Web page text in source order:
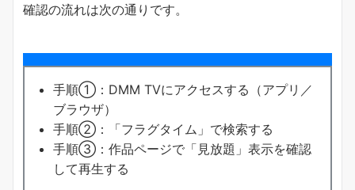
確認の流れは次の通りです。
手順①：DMM TVにアクセスする（アプリ／
ブラウザ）
手順②：「フラグタイム」で検索する
手順③：作品ページで「見放題」表示を確認
して再生する